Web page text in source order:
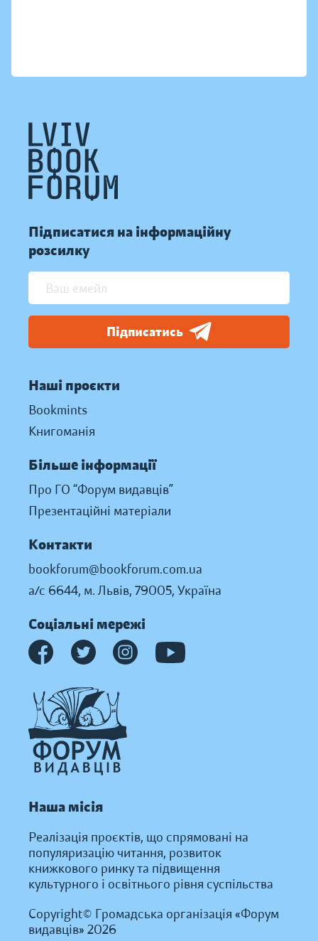
Підписатися на інформаційну
розсилку
Підписатись
Наші проєкти
Bookmints
Книгоманія
Більше інформації
Про ГО “Форум видавців”
Презентаційні матеріали
Контакти
bookforum@bookforum.com.ua
а/с 6644, м. Львів, 79005, Україна
Соціальні мережі
Наша місія
Реалізація проєктів, що спрямовані на
популяризацію читання, розвиток
книжкового ринку та підвищення
культурного і освітнього рівня суспільства
Copyright© Громадська організація «Форум
видавців» 2026